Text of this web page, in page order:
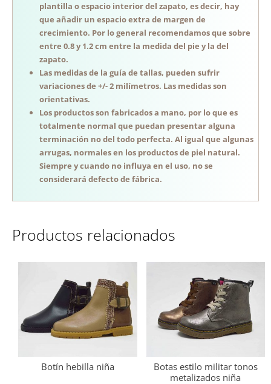
plantilla o espacio interior del zapato, es decir, hay
que añadir un espacio extra de margen de
crecimiento. Por lo general recomendamos que sobre
entre 0.8 y 1.2 cm entre la medida del pie y la del
zapato.
Las medidas de la guía de tallas, pueden sufrir
variaciones de +/- 2 milímetros. Las medidas son
orientativas.
Los productos son fabricados a mano, por lo que es
totalmente normal que puedan presentar alguna
terminación no del todo perfecta. Al igual que algunas
arrugas, normales en los productos de piel natural.
Siempre y cuando no influya en el uso, no se
considerará defecto de fábrica.
Productos relacionados
Botín hebilla niña
Botas estilo militar tonos
metalizados niña